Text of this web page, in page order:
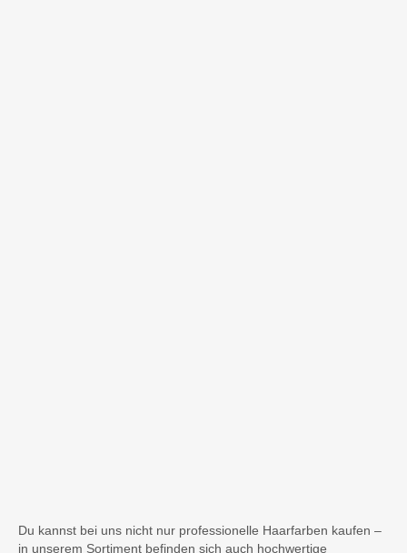
Du kannst bei uns nicht nur professionelle Haarfarben kaufen –
in unserem Sortiment befinden sich auch hochwertige